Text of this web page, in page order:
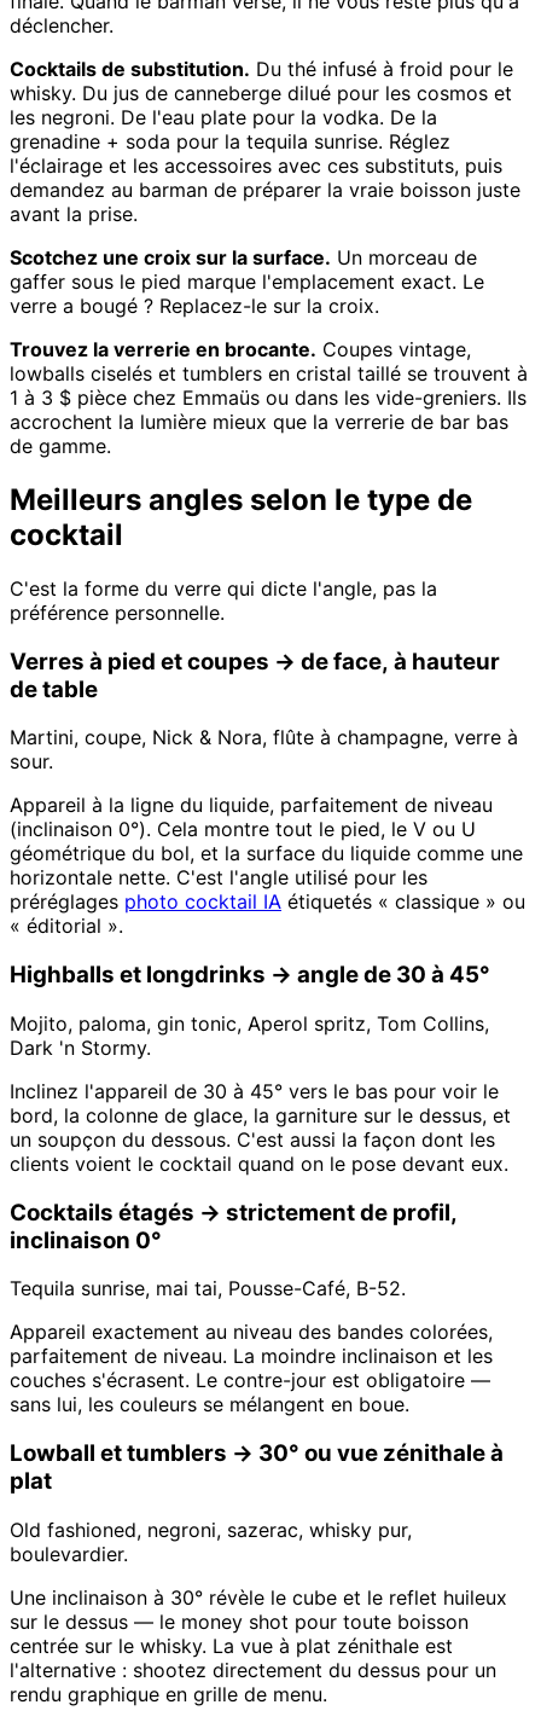
déclencher.
Cocktails de substitution. Du thé infusé à froid pour le
whisky. Du jus de canneberge dilué pour les cosmos et
les negroni. De l'eau plate pour la vodka. De la
grenadine + soda pour la tequila sunrise. Réglez
l'éclairage et les accessoires avec ces substituts, puis
demandez au barman de préparer la vraie boisson juste
avant la prise.
Scotchez une croix sur la surface. Un morceau de
gaffer sous le pied marque l'emplacement exact. Le
verre a bougé ? Replacez-le sur la croix.
Trouvez la verrerie en brocante. Coupes vintage,
lowballs ciselés et tumblers en cristal taillé se trouvent à
1 à 3 $ pièce chez Emmaüs ou dans les vide-greniers. Ils
accrochent la lumière mieux que la verrerie de bar bas
de gamme.
Meilleurs angles selon le type de
cocktail
C'est la forme du verre qui dicte l'angle, pas la
préférence personnelle.
Verres à pied et coupes → de face, à hauteur
de table
Martini, coupe, Nick & Nora, flûte à champagne, verre à
sour.
Appareil à la ligne du liquide, parfaitement de niveau
(inclinaison 0°). Cela montre tout le pied, le V ou U
géométrique du bol, et la surface du liquide comme une
horizontale nette. C'est l'angle utilisé pour les
préréglages photo cocktail IA étiquetés « classique » ou
« éditorial ».
Highballs et longdrinks → angle de 30 à 45°
Mojito, paloma, gin tonic, Aperol spritz, Tom Collins,
Dark 'n Stormy.
Inclinez l'appareil de 30 à 45° vers le bas pour voir le
bord, la colonne de glace, la garniture sur le dessus, et
un soupçon du dessous. C'est aussi la façon dont les
clients voient le cocktail quand on le pose devant eux.
Cocktails étagés → strictement de profil,
inclinaison 0°
Tequila sunrise, mai tai, Pousse-Café, B-52.
Appareil exactement au niveau des bandes colorées,
parfaitement de niveau. La moindre inclinaison et les
couches s'écrasent. Le contre-jour est obligatoire —
sans lui, les couleurs se mélangent en boue.
Lowball et tumblers → 30° ou vue zénithale à
plat
Old fashioned, negroni, sazerac, whisky pur,
boulevardier.
Une inclinaison à 30° révèle le cube et le reflet huileux
sur le dessus — le money shot pour toute boisson
centrée sur le whisky. La vue à plat zénithale est
l'alternative : shootez directement du dessus pour un
rendu graphique en grille de menu.